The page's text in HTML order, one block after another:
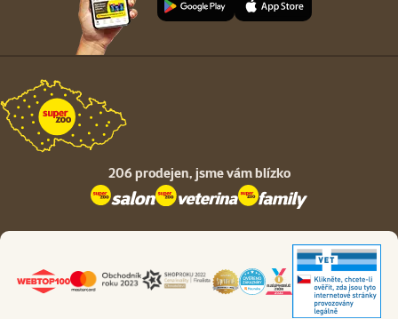
206 prodejen, jsme vám blízko